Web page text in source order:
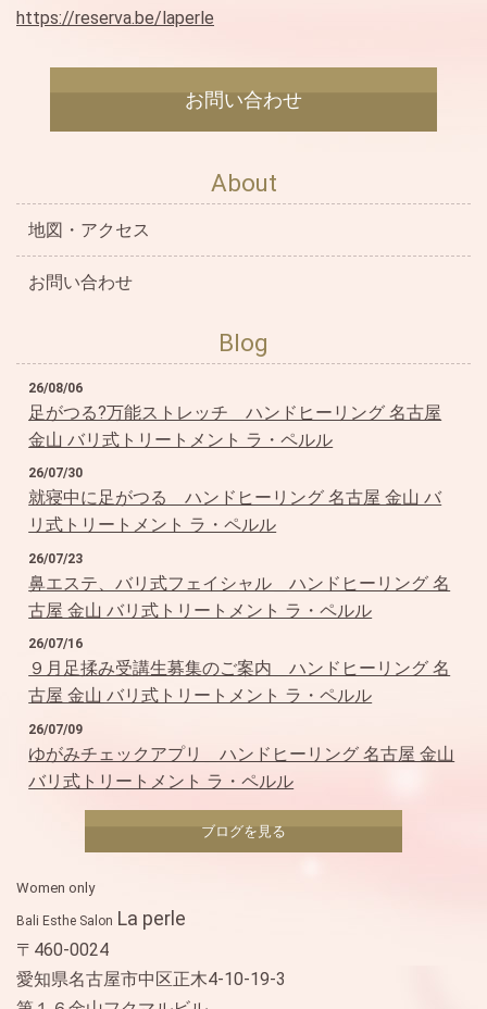
https://reserva.be/laperle
お問い合わせ
About
地図・アクセス
お問い合わせ
Blog
26/08/06
足がつる?万能ストレッチ＿ハンドヒーリング 名古屋
金山 バリ式トリートメント ラ・ペルル
26/07/30
就寝中に足がつる＿ハンドヒーリング 名古屋 金山 バ
リ式トリートメント ラ・ペルル
26/07/23
鼻エステ、バリ式フェイシャル＿ハンドヒーリング 名
古屋 金山 バリ式トリートメント ラ・ペルル
26/07/16
９月足揉み受講生募集のご案内＿ハンドヒーリング 名
古屋 金山 バリ式トリートメント ラ・ペルル
26/07/09
ゆがみチェックアプリ＿ハンドヒーリング 名古屋 金山
バリ式トリートメント ラ・ペルル
ブログを見る
Women only
Bali Esthe Salon La perle
〒460-0024
愛知県名古屋市中区正木4-10-19-3